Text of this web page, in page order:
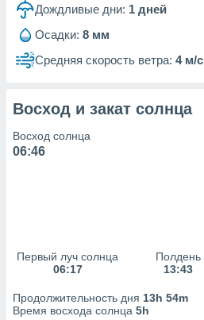
сведения
1199
Дождливые дни: 1 дней
Осадки: 8 мм
Средняя скорость ветра: 4 м/с
Восход и закат солнца
Восход солнца
06:46
Первый луч солнца
06:17
Полдень
13:43
Продолжительность дня 13h 54m
Время восхода солнца 5h